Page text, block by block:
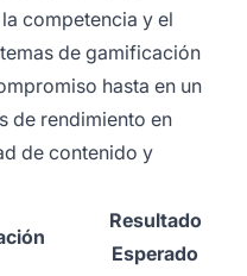
competencia y el
de gamificación
hasta en un
de rendimiento en
de contenido y
Resultado
Esperado